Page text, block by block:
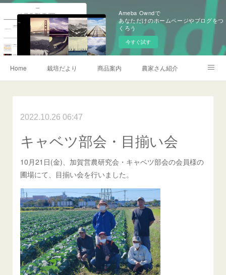
Ameba Owndで
あなただけのホームページやブログをつ
くろう
今すぐ試す
Home 栽培だより 商品案内 農家さん紹介
農薬情報 記事一覧
2022.10.26 06:47
キャベツ部会・目揃い会
10月21日(金)、加賀営農研究会・キャベツ部会の会員様の
圃場にて、目揃い会を行いました。